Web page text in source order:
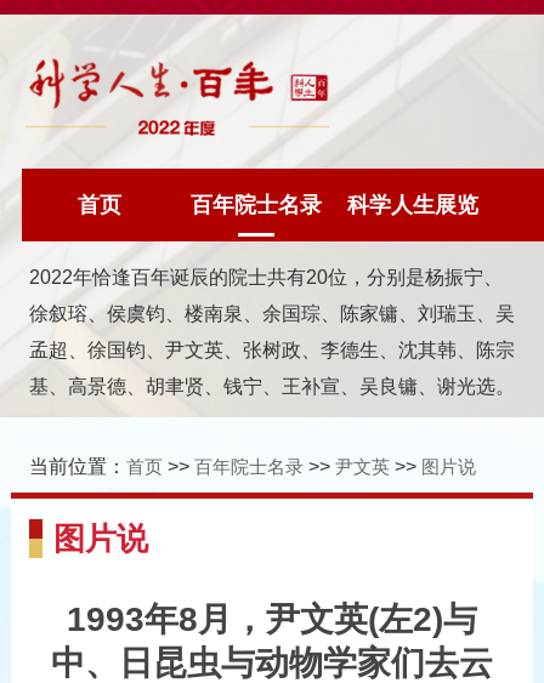
首页 百年院士名录 科学人生展览
2022年恰逢百年诞辰的院士共有20位，分别是杨振宁、
徐叙瑢、侯虞钧、楼南泉、余国琮、陈家镛、刘瑞玉、吴
孟超、徐国钧、尹文英、张树政、李德生、沈其韩、陈宗
基、高景德、胡聿贤、钱宁、王补宣、吴良镛、谢光选。
当前位置： 首页>> 百年院士名录>> 尹文英>> 图片说
图片说
1993年8月，尹文英(左2)与
中、日昆虫与动物学家们去云